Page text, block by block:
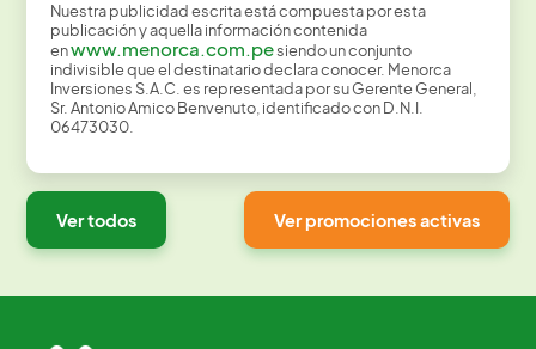
Nuestra publicidad escrita está compuesta por esta
publicación y aquella información contenida
enwww.menorca.com.pesiendo un conjunto
indivisible que el destinatario declara conocer. Menorca
Inversiones S.A.C. es representada por su Gerente General,
Sr. Antonio Amico Benvenuto, identificado con D.N.I.
06473030.
Ver todos Ver promociones activas